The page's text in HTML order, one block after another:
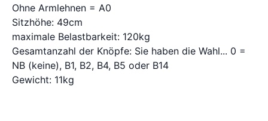
Ohne Armlehnen = A0
Sitzhöhe: 49cm
maximale Belastbarkeit: 120kg
Gesamtanzahl der Knöpfe: Sie haben die Wahl... 0 =
NB (keine), B1, B2, B4, B5 oder B14
Gewicht: 11kg